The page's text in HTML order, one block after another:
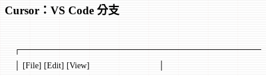
Cursor：VS Code 分支
│ [File] [Edit] [View]                             │